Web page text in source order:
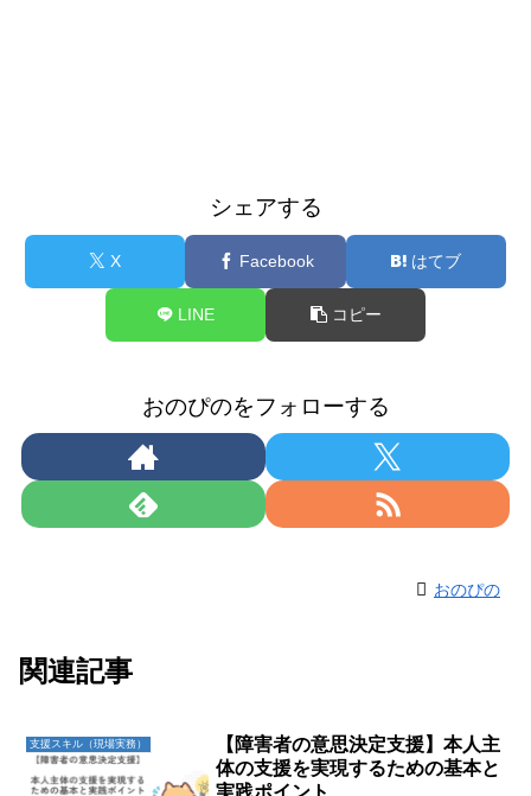
シェアする
X Facebook はてブ
LINE コピー
おのぴのをフォローする
おのぴの
関連記事
支援スキル（現場実務）
【障害者の意思決定支援】本人主
体の支援を実現するための基本と
実践ポイント